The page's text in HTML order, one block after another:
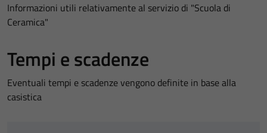
Informazioni utili relativamente al servizio di "Scuola di
Ceramica"
Tempi e scadenze
Eventuali tempi e scadenze vengono definite in base alla
casistica